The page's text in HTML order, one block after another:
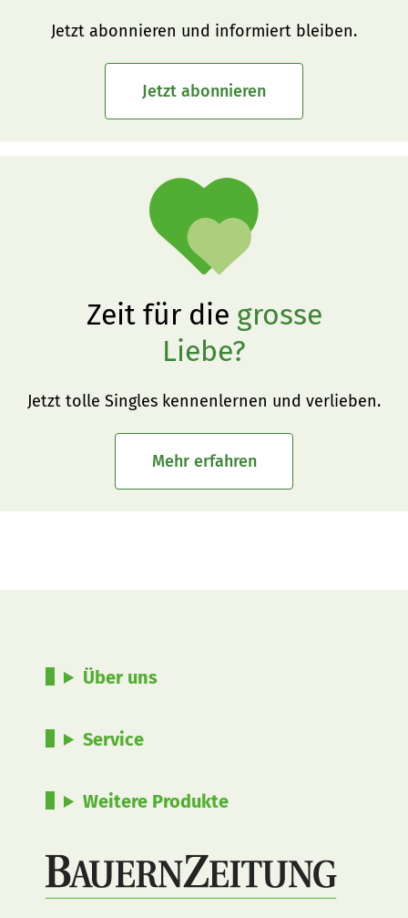
Jetzt abonnieren und informiert bleiben.
Jetzt abonnieren
Zeit für die grosse
Liebe?
Jetzt tolle Singles kennenlernen und verlieben.
Mehr erfahren
Über uns
Service
Weitere Produkte